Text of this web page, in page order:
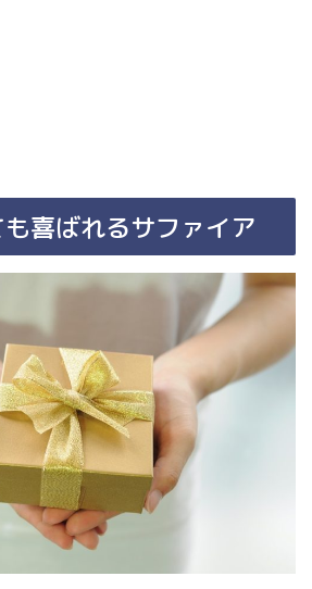
喜ばれるサファイア